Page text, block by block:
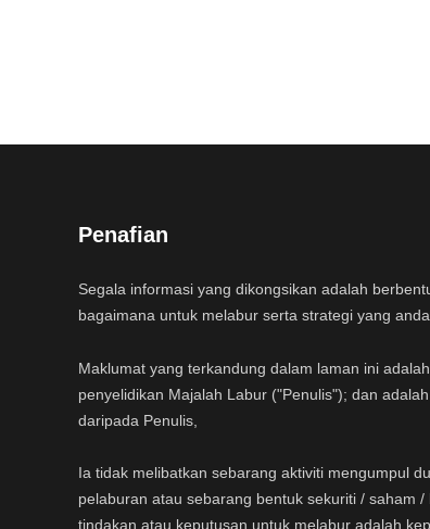
Penafian
Segala informasi yang dikongsikan adalah
bagaimana untuk melabur serta strategi yang
Maklumat yang terkandung dalam laman ini
penyelidikan Majalah Labur ("Penulis"); dan
daripada Penulis,
Ia tidak melibatkan sebarang aktiviti mengumpul
pelaburan atau sebarang bentuk sekuriti / saham
tindakan atau keputusan untuk melabur adalah